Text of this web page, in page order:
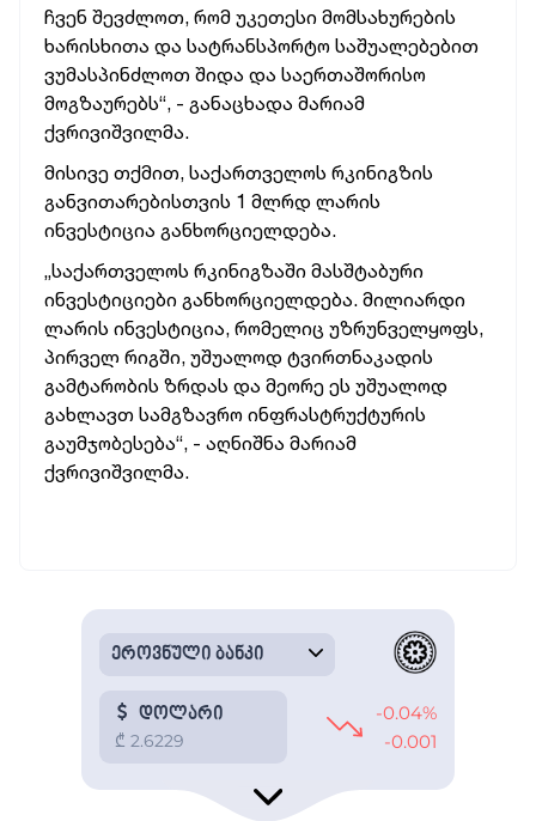
ჩვენ შევძლოთ, რომ უკეთესი მომსახურების
ხარისხითა და სატრანსპორტო საშუალებებით
ვუმასპინძლოთ შიდა და საერთაშორისო
მოგზაურებს“, - განაცხადა მარიამ
ქვრივიშვილმა.
მისივე თქმით, საქართველოს რკინიგზის
განვითარებისთვის 1 მლრდ ლარის
ინვესტიცია განხორციელდება.
„საქართველოს რკინიგზაში მასშტაბური
ინვესტიციები განხორციელდება. მილიარდი
ლარის ინვესტიცია, რომელიც უზრუნველყოფს,
პირველ რიგში, უშუალოდ ტვირთნაკადის
გამტარობის ზრდას და მეორე ეს უშუალოდ
გახლავთ სამგზავრო ინფრასტრუქტურის
გაუმჯობესება“, - აღნიშნა მარიამ
ქვრივიშვილმა.